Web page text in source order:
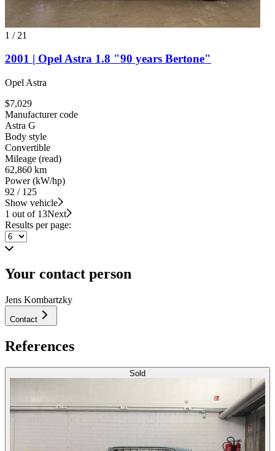
1 / 21
2001 | Opel Astra 1.8 "90 years Bertone"
Opel Astra
$7,029
Manufacturer code
Astra G
Body style
Convertible
Mileage (read)
62,860 km
Power (kW/hp)
92 / 125
Show vehicle
1 out of 13Next
Results per page:
Your contact person
Jens Kombartzky
Contact
References
Sold